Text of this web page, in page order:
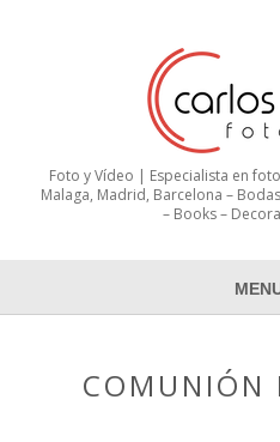
Foto y Vídeo | Especialista en
Malaga, Madrid, Barcelona –
– Books –
Sobre miCOMUNIÓN